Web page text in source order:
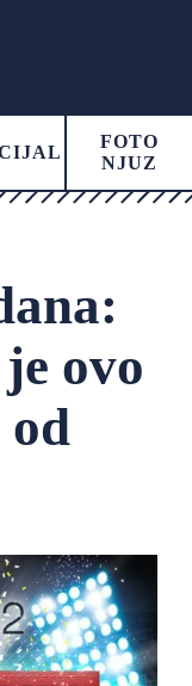
FOTO
NJUZ
ovo